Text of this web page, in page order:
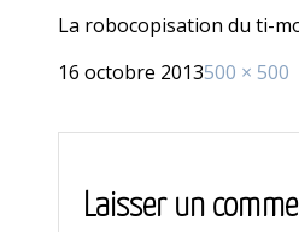
La robocopisation du ti-
Publié
16 octobre 2013Taille
500 × 500
Laisser un